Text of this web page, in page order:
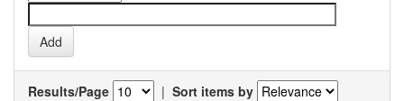
Results/Page | Sort items by